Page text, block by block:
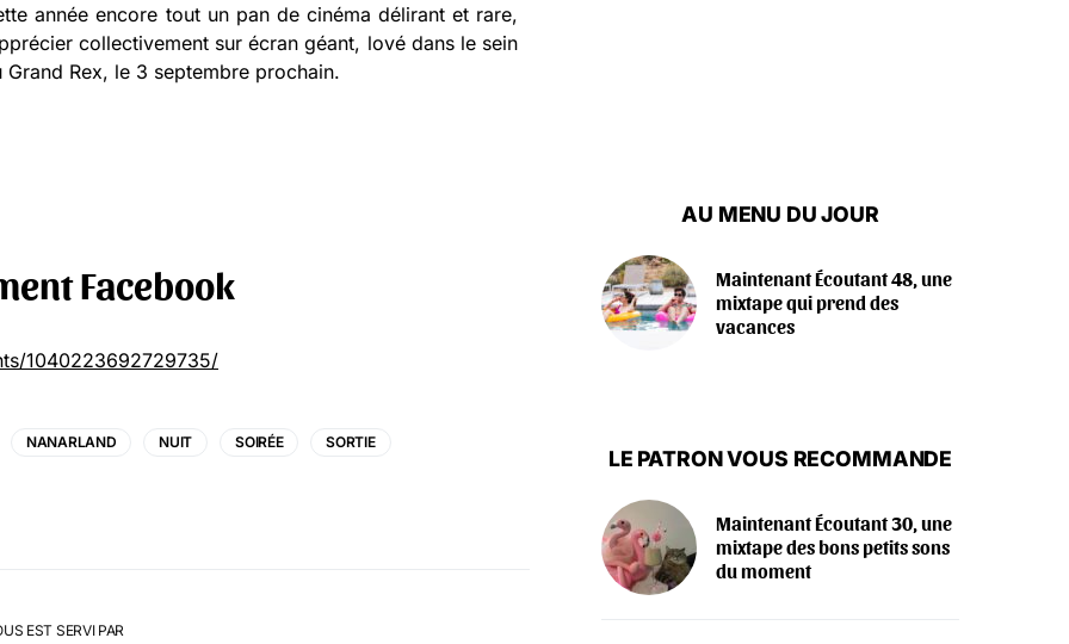
année encore tout un pan de cinéma délirant et rare,
collectivement sur écran géant, lové dans le sein
Rex, le 3 septembre prochain.
Facebook
1040223692729735/
NANARLAND NUIT SOIRÉE SORTIE
EST SERVI PAR
AU MENU DU JOUR
Maintenant Écoutant 48, une
mixtape qui prend des
vacances
LE PATRON VOUS RECOMMANDE
Maintenant Écoutant 30, une
mixtape des bons petits sons
du moment